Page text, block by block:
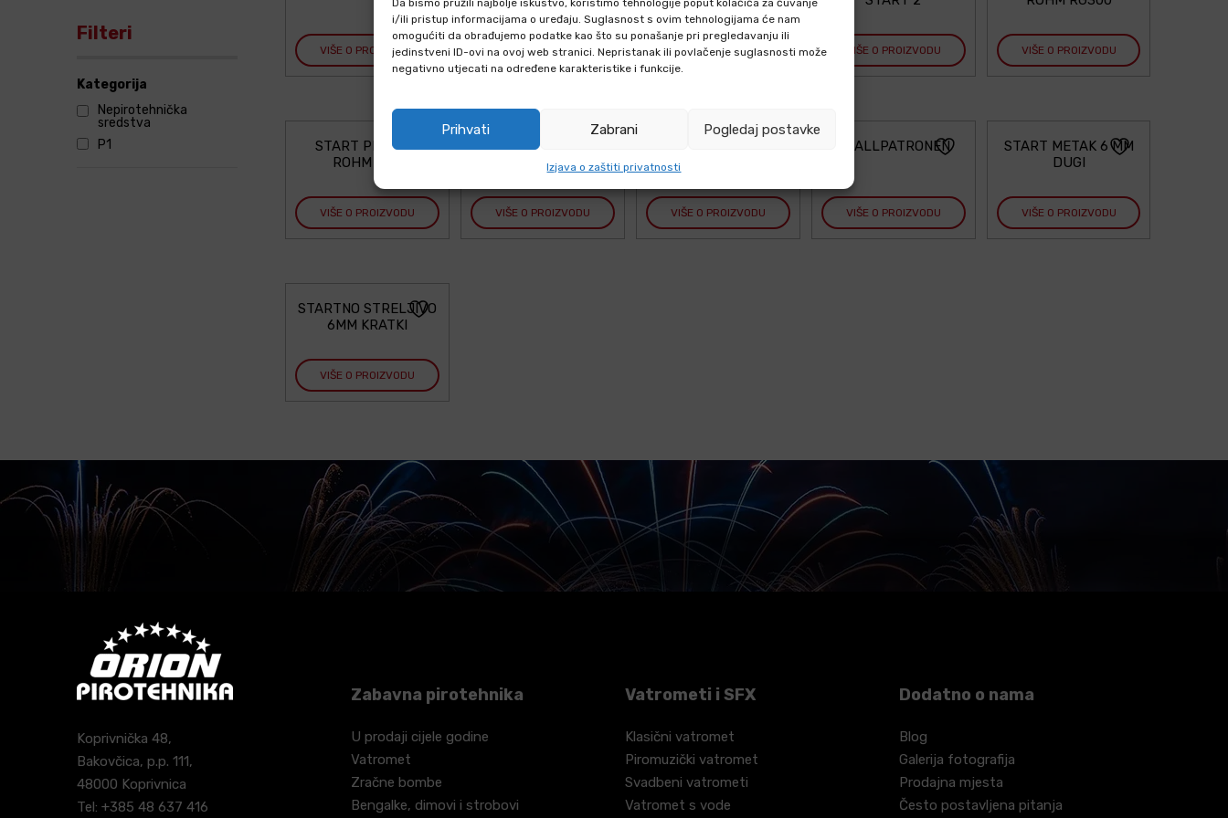
Da bismo pružili najbolje iskustvo, koristimo tehnologije poput kolačića za čuvanje
i/ili pristup informacijama o uređaju. Suglasnost s ovim tehnologijama će nam
omogućiti da obrađujemo podatke kao što su ponašanje pri pregledavanju ili
jedinstveni ID-ovi na ovoj web stranici. Nepristanak ili povlačenje suglasnosti može
negativno utjecati na određene karakteristike i funkcije.
Prihvati Zabrani Pogledaj postavke
Izjava o zaštiti privatnosti
Filteri
Nepirotehnička
sredstva
P1
VIŠE O PROIZVODU VIŠE O PROIZVODU VIŠE O PROIZVODU VIŠE O PROIZVODU VIŠE O PROIZVODU
START PIŠTOLJ
ROHM RG3
VIŠE O PROIZVODU
START REVOLVER
MODEL 991
VIŠE O PROIZVODU VIŠE O PROIZVODU
KNALLPATRONEN
VIŠE O PROIZVODU
START METAK 6 MM
DUGI
VIŠE O PROIZVODU
STARTNO STRELJIVO
6MM KRATKI
VIŠE O PROIZVODU
Koprivnička 48,
Bakovčica, p.p. 111,
48000 Koprivnica
Tel: +385 48 637 416
Zabavna pirotehnika
U prodaji cijele godine
Vatromet
Zračne bombe
Bengalke, dimovi i strobovi
Vatrometi i SFX
Klasični vatromet
Piromuzički vatromet
Svadbeni vatrometi
Vatromet s vode
Dodatno o nama
Blog
Galerija fotografija
Prodajna mjesta
Često postavljena pitanja